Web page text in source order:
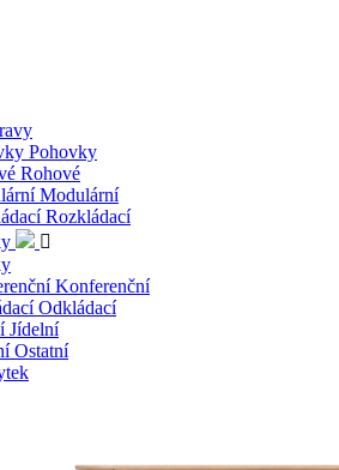
Pohovky
Rohové
Modulární
Rozkládací

Konferenční
Odkládací
Jídelní
Ostatní